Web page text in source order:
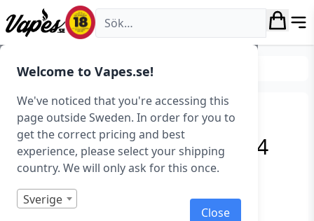
Welcome to Vapes.se!
We've noticed that you're accessing this
page outside Sweden. In order for you to
get the correct pricing and best
experience, please select your shipping
country. We will only ask for this once.
Sverige
Close
Vapes.se
E-juice Smaker Tobak
Dinner Lady Bar Salts –
Cuban Tobacco (10 ml, 14
mg, Nikotinsalt)
Art.nr: 43052
I lager